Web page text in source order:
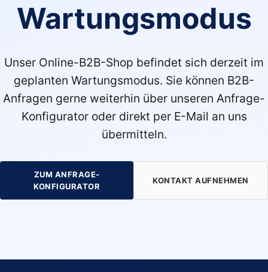
Wartungsmodus
Unser Online-B2B-Shop befindet sich derzeit im
geplanten Wartungsmodus. Sie können B2B-
Anfragen gerne weiterhin über unseren Anfrage-
Konfigurator oder direkt per E-Mail an uns
übermitteln.
ZUM ANFRAGE-
KONFIGURATOR
KONTAKT AUFNEHMEN